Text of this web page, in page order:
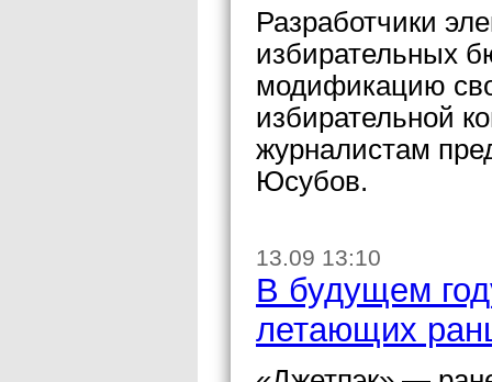
Разработчики
избирательных
модификацию
избирательной
журналистам
Юсубов.
13.09 13:10
В будущем
летающих